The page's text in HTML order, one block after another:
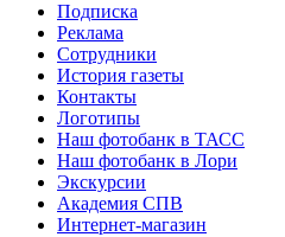
Подписка
Реклама
Сотрудники
История газеты
Контакты
Логотипы
Наш фотобанк в ТАСС
Наш фотобанк в Лори
Экскурсии
Академия СПВ
Интернет-магазин